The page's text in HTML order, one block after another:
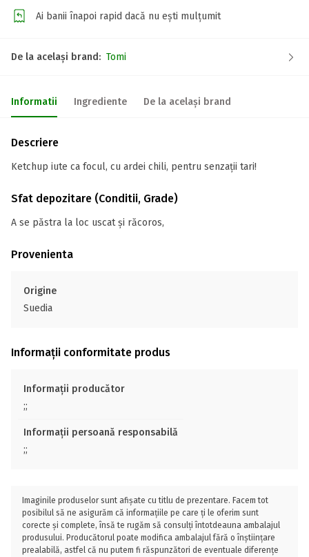
Ai banii înapoi rapid dacă nu ești mulțumit
De la același brand: Tomi
Informatii Ingrediente De la același brand
Descriere
Ketchup iute ca focul, cu ardei chili, pentru senzații tari!
Sfat depozitare (Conditii, Grade)
A se păstra la loc uscat și răcoros,
Provenienta
Origine
Suedia
Informații conformitate produs
Informații producător
;;
Informații persoană responsabilă
;;
Imaginile produselor sunt afișate cu titlu de prezentare. Facem tot
posibilul să ne asigurăm că informațiile pe care ți le oferim sunt
corecte și complete, însă te rugăm să consulți întotdeauna ambalajul
produsului. Producătorul poate modifica ambalajul fără o înștiințare
prealabilă, astfel că nu putem fi răspunzători de eventuale diferențe